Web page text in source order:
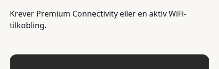
Krever Premium Connectivity eller en aktiv WiFi-
tilkobling.